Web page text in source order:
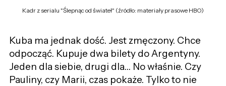
Kadr z serialu "Ślepnąc od świateł" (źródło: materiały prasowe HBO)
Kuba ma jednak dość. Jest zmęczony. Chce
odpocząć. Kupuje dwa bilety do Argentyny.
Jeden dla siebie, drugi dla… No właśnie. Czy
Pauliny, czy Marii, czas pokaże. Tylko to nie